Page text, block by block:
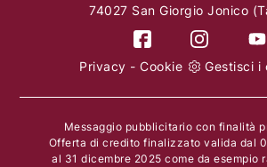
74027 San Giorgio Jonico
Privacy -Cookie Gestisci i
Messaggio pubblicitario con finalità
Offerta di credito finalizzato valida dal
al 31 dicembre 2025 come da esempio